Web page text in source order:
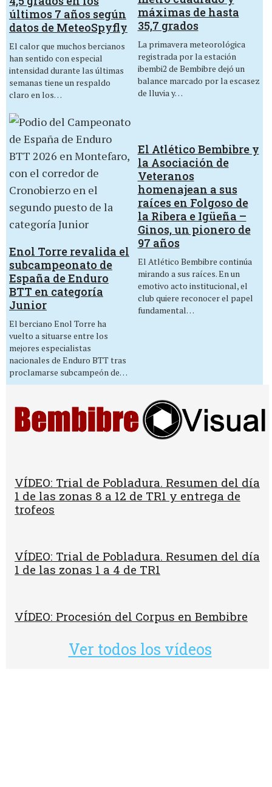
últimos 7 años según
datos de MeteoSpyfly
El calor que muchos bercianos
han sentido con especial
intensidad durante las últimas
semanas tiene un respaldo
claro en los…
máximas de hasta
35,7 grados
La primavera meteorológica
registrada por la estación
ibembi2 de Bembibre dejó un
balance marcado por la escasez
de lluvia y…
Enol Torre revalida el
subcampeonato de
España de Enduro
BTT en categoría
Junior
El berciano Enol Torre ha
vuelto a situarse entre los
mejores especialistas
nacionales de Enduro BTT tras
proclamarse subcampeón de…
El Atlético Bembibre y
la Asociación de
Veteranos
homenajean a sus
raíces en Folgoso de
la Ribera e Igüeña –
Ginos, un pionero de
97 años
El Atlético Bembibre continúa
mirando a sus raíces. En un
emotivo acto institucional, el
club quiere reconocer el papel
fundamental…
VÍDEO: Trial de Pobladura. Resumen del día
1 de las zonas 8 a 12 de TR1 y entrega de
trofeos
VÍDEO: Trial de Pobladura. Resumen del día
1 de las zonas 1 a 4 de TR1
VÍDEO: Procesión del Corpus en Bembibre
Ver todos los vídeos